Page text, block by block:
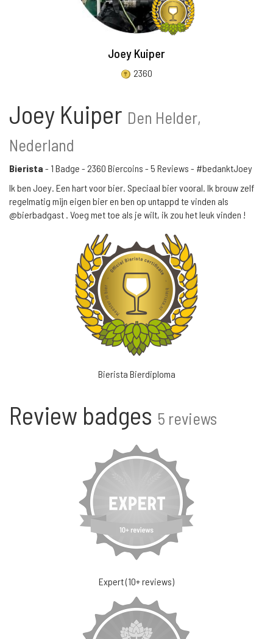
Joey Kuiper
2360
Joey Kuiper Den Helder,
Nederland
Bierista - 1 Badge - 2360 Biercoins - 5 Reviews - #bedanktJoey
Ik ben Joey. Een hart voor bier. Speciaal bier vooral. Ik brouw zelf
regelmatig mijn eigen bier en ben op untappd te vinden als
@bierbadgast . Voeg met toe als je wilt, ik zou het leuk vinden !
Bierista Bierdiploma
Review badges 5 reviews
Expert (10+ reviews)